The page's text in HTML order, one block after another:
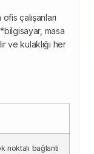
çalışanları
masa
ve kulaklığı her
noktalı bağlantı